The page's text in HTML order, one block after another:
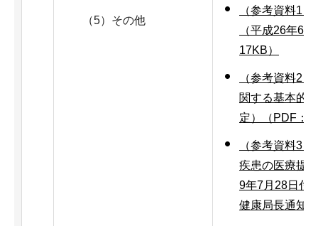
（5）その他
（参考資料1
（平成26年6
17KB）
（参考資料2
関する基本的
定）（PDF：
（参考資料3
疾患の医療提
9年7月28日付
健康局長通知